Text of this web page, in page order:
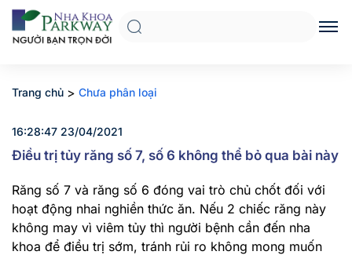
Trang chủ > Chưa phân loại
16:28:47 23/04/2021
Điều trị tủy răng số 7, số 6 không thể bỏ qua bài này
Răng số 7 và răng số 6 đóng vai trò chủ chốt đối với
hoạt động nhai nghiền thức ăn. Nếu 2 chiếc răng này
không may vì viêm tủy thì người bệnh cần đến nha
khoa để điều trị sớm, tránh rủi ro không mong muốn